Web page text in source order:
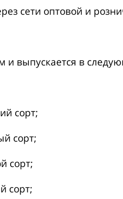
сети оптовой и
выпускается в
сорт;
сорт;
сорт;
сорт;